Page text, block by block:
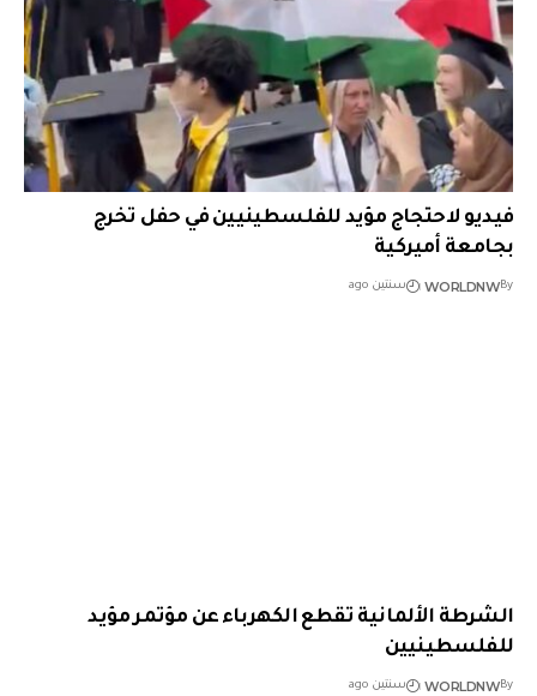
فيديو لاحتجاج مؤيد للفلسطينيين في حفل تخرج
بجامعة أميركية
By
WORLDNW سنتين ago
الشرطة الألمانية تقطع الكهرباء عن مؤتمر مؤيد
للفلسطينيين
By
WORLDNW سنتين ago